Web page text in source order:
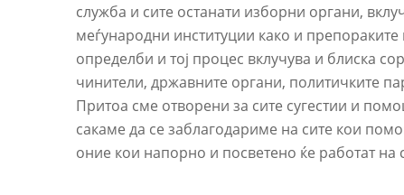
служба и сите останати изборни органи,
меѓународни институции како и
определби и тој процес вклучува и блиска
чинители, државните органи, политичките
Притоа сме отворени за сите сугестии и
сакаме да се заблагодариме на сите кои
оние кои напорно и посветено ќе работат